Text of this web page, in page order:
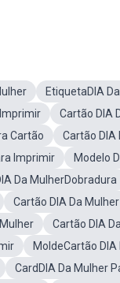
EtiquetaDIA
Cartão DIA
Cartão
Cartão DIA
Imprimir
Modelo
Da MulherDobradura
Cartão DIA Da
Cartão DIA
MoldeCartão DIA
CardDIA Da Mulher